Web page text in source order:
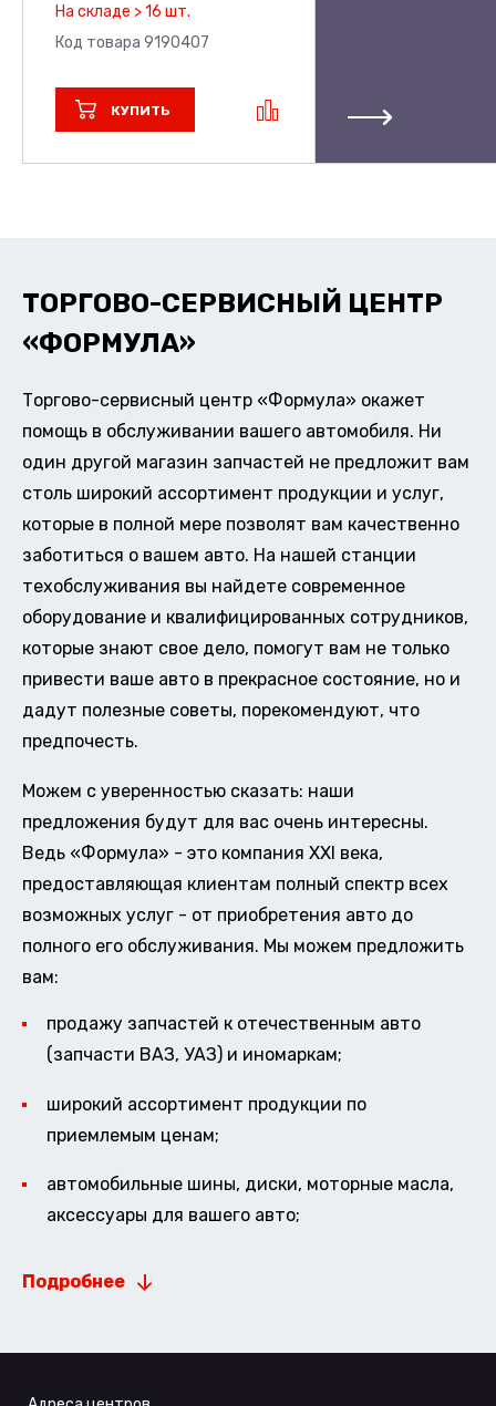
На складе > 16 шт.
Код товара 9190407
КУПИТЬ
ТОРГОВО-СЕРВИСНЫЙ ЦЕНТР
«ФОРМУЛА»
Торгово-сервисный центр «Формула» окажет
помощь в обслуживании вашего автомобиля. Ни
один другой магазин запчастей не предложит вам
столь широкий ассортимент продукции и услуг,
которые в полной мере позволят вам качественно
заботиться о вашем авто. На нашей станции
техобслуживания вы найдете современное
оборудование и квалифицированных сотрудников,
которые знают свое дело, помогут вам не только
привести ваше авто в прекрасное состояние, но и
дадут полезные советы, порекомендуют, что
предпочесть.
Можем с уверенностью сказать: наши
предложения будут для вас очень интересны.
Ведь «Формула» - это компания XXI века,
предоставляющая клиентам полный спектр всех
возможных услуг - от приобретения авто до
полного его обслуживания. Мы можем предложить
вам:
продажу запчастей к отечественным авто
(запчасти ВАЗ, УАЗ) и иномаркам;
широкий ассортимент продукции по
приемлемым ценам;
автомобильные шины, диски, моторные масла,
аксессуары для вашего авто;
Подробнее